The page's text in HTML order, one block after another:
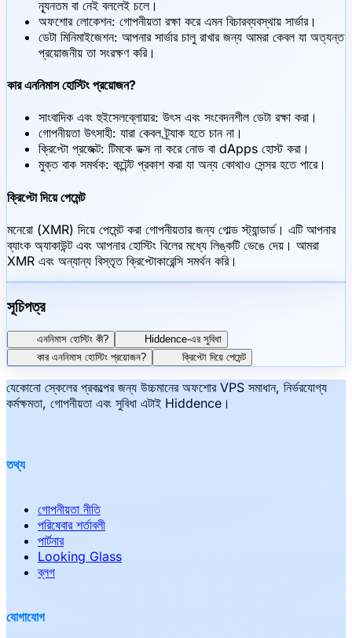
ন্যূনতম বা নেই বললেই চলে।
অফশোর লোকেশন: গোপনীয়তা রক্ষা করে এমন বিচারব্যবস্থায় সার্ভার।
ডেটা মিনিমাইজেশন: আপনার সার্ভার চালু রাখার জন্য আমরা কেবল যা অত্যন্ত
প্রয়োজনীয় তা সংরক্ষণ করি।
কার এননিমাস হোস্টিং প্রয়োজন?
সাংবাদিক এবং হুইসেলব্লোয়ার: উৎস এবং সংবেদনশীল ডেটা রক্ষা করা।
গোপনীয়তা উৎসাহী: যারা কেবল ট্র্যাক হতে চান না।
ক্রিপ্টো প্রজেক্ট: টিমকে ডক্স না করে নোড বা dApps হোস্ট করা।
মুক্ত বাক সমর্থক: কন্টেন্ট প্রকাশ করা যা অন্য কোথাও সেন্সর হতে পারে।
ক্রিপ্টো দিয়ে পেমেন্ট
মনেরো (XMR) দিয়ে পেমেন্ট করা গোপনীয়তার জন্য গোল্ড স্ট্যান্ডার্ড। এটি আপনার
ব্যাংক অ্যাকাউন্ট এবং আপনার হোস্টিং বিলের মধ্যে লিঙ্কটি ভেঙে দেয়। আমরা
XMR এবং অন্যান্য বিস্তৃত ক্রিপ্টোকারেন্সি সমর্থন করি।
সূচিপত্র
এননিমাস হোস্টিং কী?
Hiddence-এর সুবিধা
কার এননিমাস হোস্টিং প্রয়োজন?
ক্রিপ্টো দিয়ে পেমেন্ট
যেকোনো স্কেলের প্রকল্পের জন্য উচ্চমানের অফশোর VPS সমাধান, নির্ভরযোগ্য
কর্মক্ষমতা, গোপনীয়তা এবং সুবিধা এটাই Hiddence।
তথ্য
গোপনীয়তা নীতি
পরিষেবার শর্তাবলী
পার্টনার
Looking Glass
ব্লগ
যোগাযোগ